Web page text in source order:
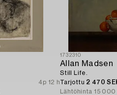
4p 12 h
1732310
Allan Madsen
Still Life.
Tarjottu 2 470
Lähtöhinta 15 000